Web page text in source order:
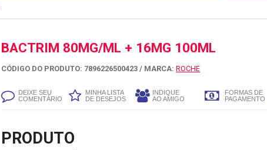
BACTRIM 80MG/ML + 16MG 100ML
CÓDIGO DO PRODUTO: 7896226500423 / MARCA: ROCHE
DEIXE SEU
COMENTÁRIO
MINHA LISTA
DE DESEJOS
INDIQUE
AO AMIGO
FORMAS DE
PAGAMENTO
PRODUTO